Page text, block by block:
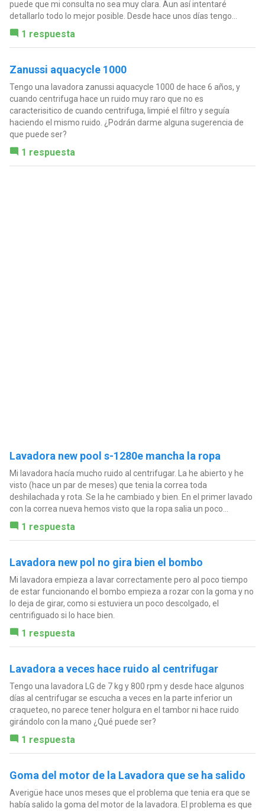
puede que mi consulta no sea muy clara. Aun así intentaré
detallarlo todo lo mejor posible. Desde hace unos días tengo...
1 respuesta
Zanussi aquacycle 1000
Tengo una lavadora zanussi aquacycle 1000 de hace 6 años, y
cuando centrifuga hace un ruido muy raro que no es
caracterisitico de cuando centrifuga, limpié el filtro y seguía
haciendo el mismo ruido. ¿Podrán darme alguna sugerencia de
que puede ser?
1 respuesta
Lavadora new pool s-1280e mancha la ropa
Mi lavadora hacía mucho ruido al centrifugar. La he abierto y he
visto (hace un par de meses) que tenia la correa toda
deshilachada y rota. Se la he cambiado y bien. En el primer lavado
con la correa nueva hemos visto que la ropa salia un poco...
1 respuesta
Lavadora new pol no gira bien el bombo
Mi lavadora empieza a lavar correctamente pero al poco tiempo
de estar funcionando el bombo empieza a rozar con la goma y no
lo deja de girar, como si estuviera un poco descolgado, el
centrifiguado si lo hace bien.
1 respuesta
Lavadora a veces hace ruido al centrifugar
Tengo una lavadora LG de 7 kg y 800 rpm y desde hace algunos
días al centrifugar se escucha a veces en la parte inferior un
craqueteo, no parece tener holgura en el tambor ni hace ruido
girándolo con la mano ¿Qué puede ser?
1 respuesta
Goma del motor de la Lavadora que se ha salido
Averigüe hace unos meses que el problema que tenia era que se
había salido la goma del motor de la lavadora. El problema es que